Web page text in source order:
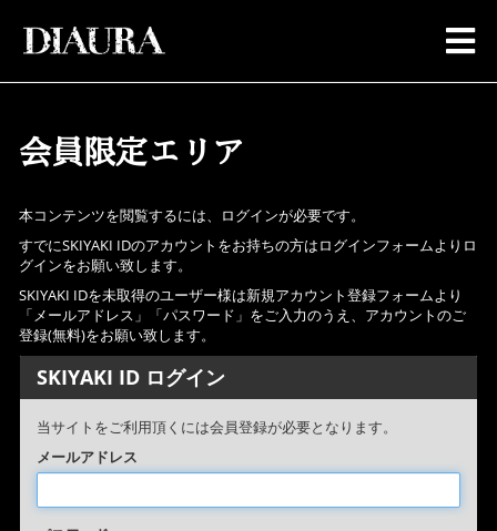
会員限定エリア
本コンテンツを閲覧するには、ログインが必要です。
すでにSKIYAKI IDのアカウントをお持ちの方はログインフォームよりロ
グインをお願い致します。
SKIYAKI IDを未取得のユーザー様は新規アカウント登録フォームより
「メールアドレス」「パスワード」をご入力のうえ、アカウントのご
登録(無料)をお願い致します。
SKIYAKI ID ログイン
当サイトをご利用頂くには会員登録が必要となります。
メールアドレス